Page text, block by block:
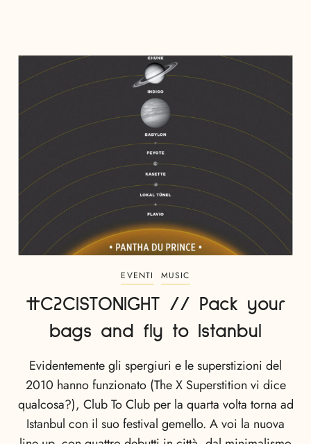
EVENTI MUSIC
#C2CISTONIGHT // Pack your
bags and fly to Istanbul
Evidentemente gli spergiuri e le superstizioni del
2010 hanno funzionato (The X Superstition vi dice
qualcosa?), Club To Club per la quarta volta torna ad
Istanbul con il suo festival gemello. A voi la nuova